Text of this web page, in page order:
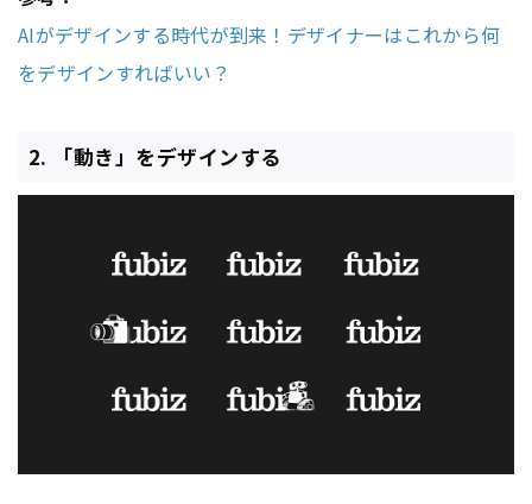
AIがデザインする時代が到来！デザイナーはこれから何
をデザインすればいい？
2. 「動き」をデザインする